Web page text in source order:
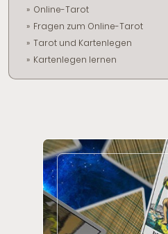
Online-Tarot
Fragen zum Online-Tarot
Tarot und Kartenlegen
Kartenlegen lernen